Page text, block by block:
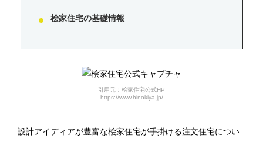
桧家住宅の基礎情報
引用元：桧家住宅公式HP
https://www.hinokiya.jp/
設計アイディアが豊富な桧家住宅が手掛ける注文住宅につい